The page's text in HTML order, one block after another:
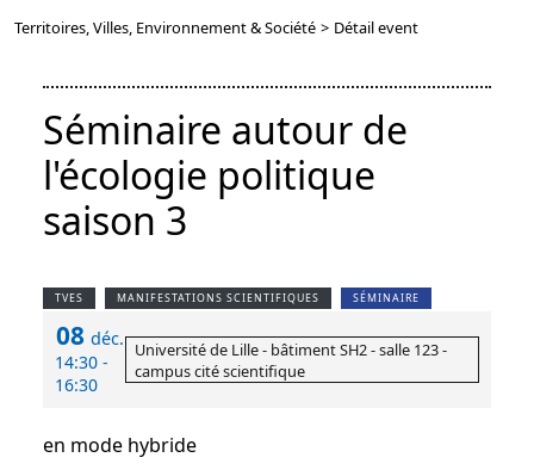
Territoires, Villes, Environnement & Société > Détail event
Séminaire autour de
l'écologie politique
saison 3
TVES MANIFESTATIONS SCIENTIFIQUES SÉMINAIRE
08 déc.
14:30 -
16:30
Université de Lille - bâtiment SH2 - salle 123 -
campus cité scientifique
en mode hybride